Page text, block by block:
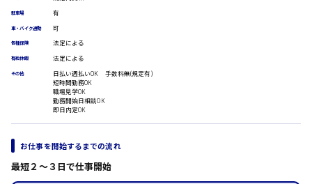
校正・編集
システムエンジニア
プログラマー
カスタマーエンジニア
販売・サービス・フード系
調理
広島市安芸区
呉市
時給制すべて
駐車場 有
車・バイク通勤 可
各種保険 法定による
有給休暇 法定による
その他
日払い週払いOK 手数料無(規定有)
短時間勤務OK
職場見学OK
勤務開始日相談OK
即日内定OK
お仕事を開始するまでの流れ
最短２〜３日で仕事開始